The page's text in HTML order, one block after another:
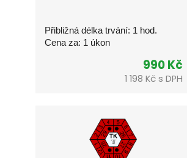
Přibližná délka trvání: 1 hod.
Cena za: 1 úkon
990 Kč
1 198 Kč s DPH